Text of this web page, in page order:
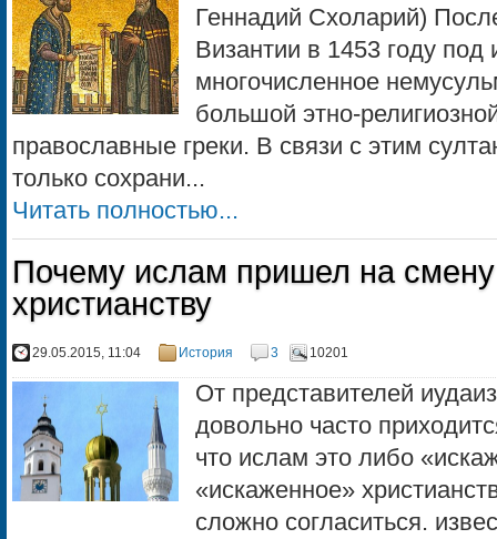
Геннадий Схоларий)
Византии в 1453 году под
многочисленное
большой этно-
православные греки. В связи с этим
только сохрани...
Читать полностью...
Почему ислам пришел на
христианству
29.05.2015, 11:04 История 3 10201
От представителей
довольно часто
что ислам это либо
«искаженное»
сложно согласиться.